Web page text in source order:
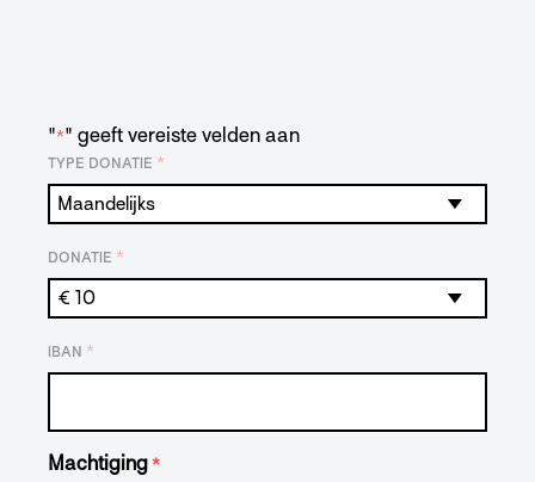
"*" geeft vereiste velden aan
TYPE DONATIE *
DONATIE *
IBAN *
Machtiging *